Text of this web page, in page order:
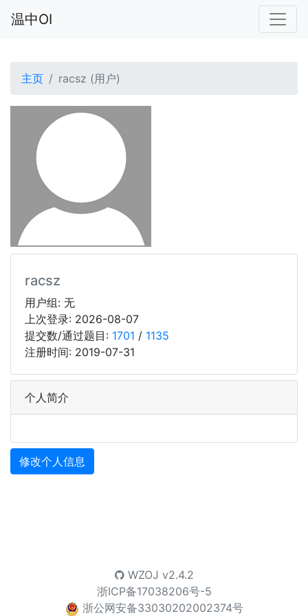
温中OI
主页 racsz (用户)
racsz
用户组: 无
上次登录: 2026-08-07
提交数/通过题目: 1701 / 1135
注册时间: 2019-07-31
个人简介
修改个人信息
WZOJ v2.4.2
浙ICP备17038206号-5
浙公网安备33030202002374号